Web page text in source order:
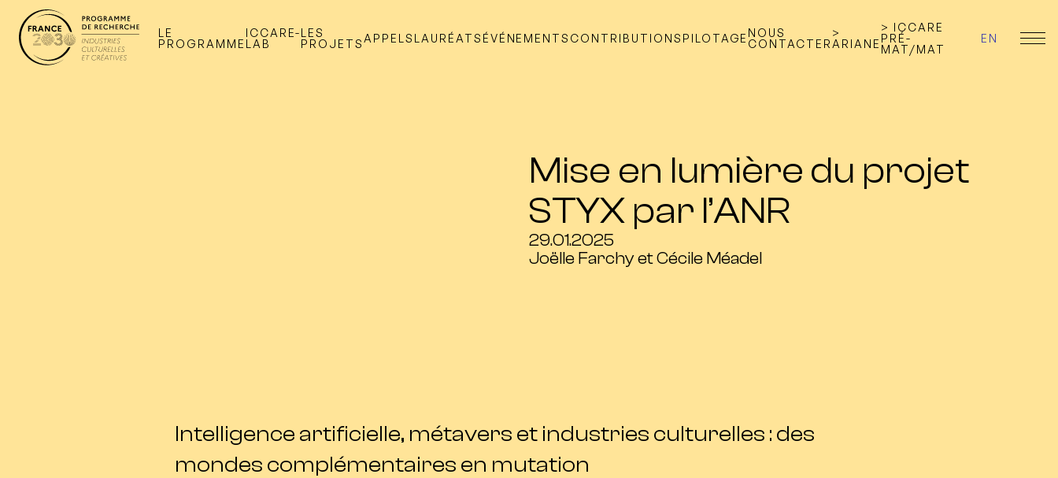
LE
PROGRAMME
ICCARE-
LAB
LES
PROJETSAPPELS LAURÉATS ÉVÉNEMENTS CONTRIBUTIONS PILOTAGE NOUS
CONTACTER
>
ARIANE
> ICCARE
PRÉ-
MAT/MAT
EN
Mise en lumière du projet
STYX par l’ANR
29.01.2025
Joëlle Farchy et Cécile Méadel
Intelligence artificielle, métavers et industries culturelles : des
mondes complémentaires en mutation